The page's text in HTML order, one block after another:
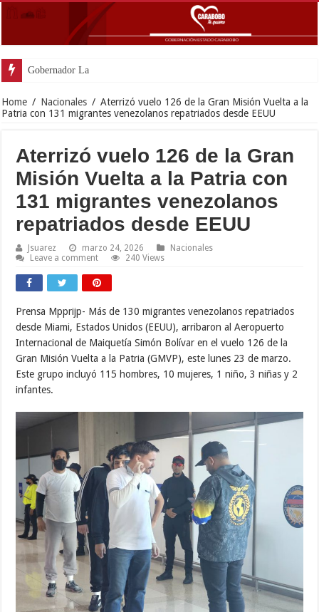
Gobernador Lacava anunció colocac
Home / Nacionales / Aterrizó vuelo 126 de la Gran Misión Vuelta a la
Patria con 131 migrantes venezolanos repatriados desde EEUU
Aterrizó vuelo 126 de la Gran
Misión Vuelta a la Patria con
131 migrantes venezolanos
repatriados desde EEUU
Jsuarez marzo 24, 2026
Nacionales
Leave a comment
240 Views
Prensa Mpprijp- Más de 130 migrantes venezolanos repatriados
desde Miami, Estados Unidos (EEUU), arribaron al Aeropuerto
Internacional de Maiquetía Simón Bolívar en el vuelo 126 de la
Gran Misión Vuelta a la Patria (GMVP), este lunes 23 de marzo.
Este grupo incluyó 115 hombres, 10 mujeres, 1 niño, 3 niñas y 2
infantes.